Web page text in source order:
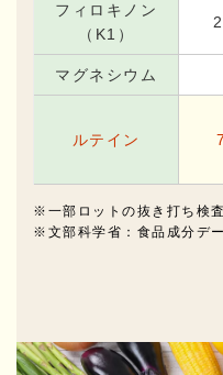
フィロキノン
（K1）
マグネシウム
ルテイン
※一部ロットの抜き打ち検
※文部科学省：食品成分デ